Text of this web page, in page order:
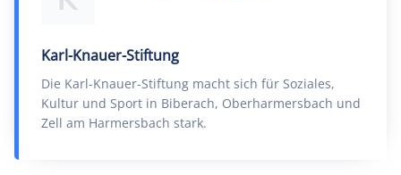
Karl-Knauer-Stiftung
Die Karl-Knauer-Stiftung macht sich für Soziales,
Kultur und Sport in Biberach, Oberharmersbach und
Zell am Harmersbach stark.